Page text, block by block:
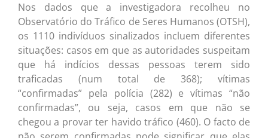
Nos dados que a investigadora recolheu no
Observatório do Tráfico de Seres Humanos (OTSH),
os 1110 indivíduos sinalizados incluem diferentes
situações: casos em que as autoridades suspeitam
que há indícios dessas pessoas terem sido
traficadas (num total de 368); vítimas
“confirmadas” pela polícia (282) e vítimas “não
confirmadas”, ou seja, casos em que não se
chegou a provar ter havido tráfico (460). O facto de